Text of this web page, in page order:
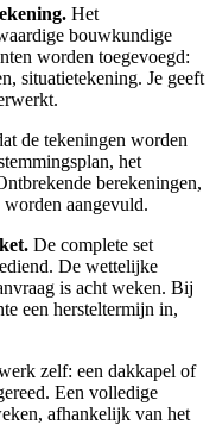
Het
bouwkundige
worden toegevoegd:
situatietekening. Je geeft
de tekeningen worden
het
berekeningen,
aangevuld.
De complete set
De wettelijke
is acht weken. Bij
een hersteltermijn in,
zelf: een dakkapel of
Een volledige
afhankelijk van het